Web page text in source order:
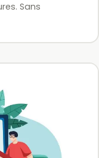
Sans